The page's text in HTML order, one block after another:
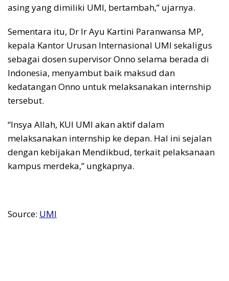
asing yang dimiliki UMI, bertambah,” ujarnya.
Sementara itu, Dr Ir Ayu Kartini Paranwansa MP,
kepala Kantor Urusan Internasional UMI sekaligus
sebagai dosen supervisor Onno selama berada di
Indonesia, menyambut baik maksud dan
kedatangan Onno untuk melaksanakan internship
tersebut.
“Insya Allah, KUI UMI akan aktif dalam
melaksanakan internship ke depan. Hal ini sejalan
dengan kebijakan Mendikbud, terkait pelaksanaan
kampus merdeka,” ungkapnya.
Source: UMI